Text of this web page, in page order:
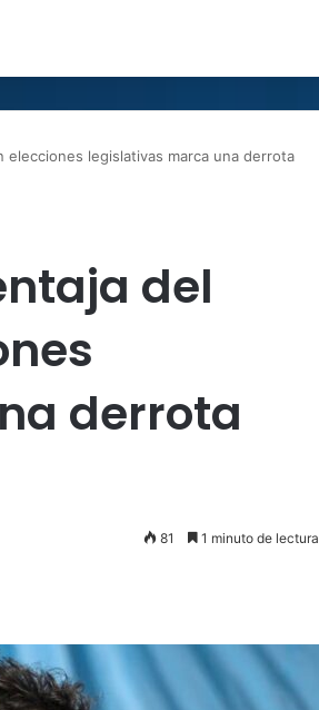
legislativas marca una derrota
del
derrota
81 1 minuto de lectura